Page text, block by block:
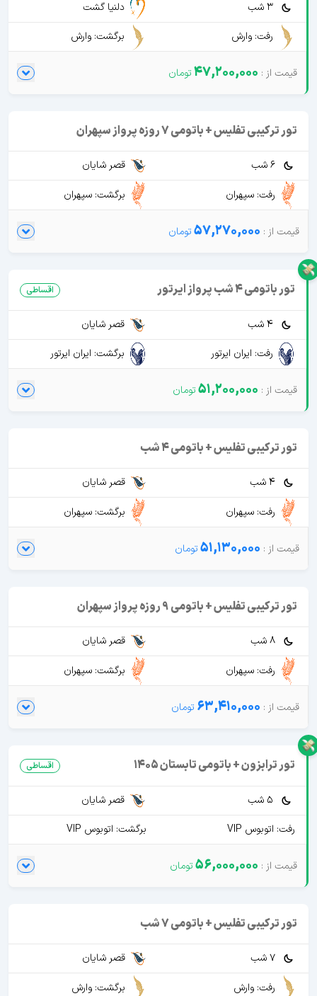
3 شب
دلنیا گشت
رفت: وارش
برگشت: وارش
47,200,000
تور ترکیبی تفلیس + باتومی 7 روزه پرواز سپهران
6 شب
قصر شایان
رفت: سپهران
برگشت: سپهران
57,270,000
تور باتومی 4 شب پرواز ایرتور اقساطی
4 شب
قصر شایان
رفت: ایران ایرتور
برگشت: ایران ایرتور
51,200,000
تور ترکیبی تفلیس + باتومی 4 شب
4 شب
قصر شایان
رفت: سپهران
برگشت: سپهران
51,130,000
تور ترکیبی تفلیس + باتومی 9 روزه پرواز سپهران
8 شب
قصر شایان
رفت: سپهران
برگشت: سپهران
63,410,000
تور ترابزون + باتومی تابستان 1405 اقساطی
5 شب
قصر شایان
رفت: اتوبوس VIP
برگشت: اتوبوس VIP
56,000,000
تور ترکیبی تفلیس + باتومی 7 شب
7 شب
قصر شایان
رفت: وارش
برگشت: وارش